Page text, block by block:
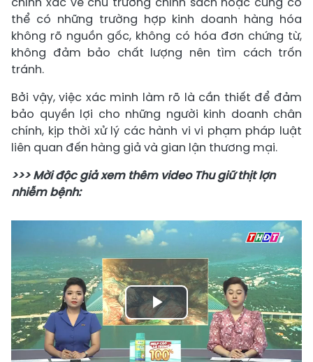
thể có những trường hợp kinh doanh hàng hóa
không rõ nguồn gốc, không có hóa đơn chứng từ,
không đảm bảo chất lượng nên tìm cách trốn
tránh.
Bởi vậy, việc xác minh làm rõ là cần thiết để đảm
bảo quyền lợi cho những người kinh doanh chân
chính, kịp thời xử lý các hành vi vi phạm pháp luật
liên quan đến hàng giả và gian lận thương mại.
>>> Mời độc giả xem thêm video Thu giữ thịt lợn
nhiễm bệnh:
Play
Video